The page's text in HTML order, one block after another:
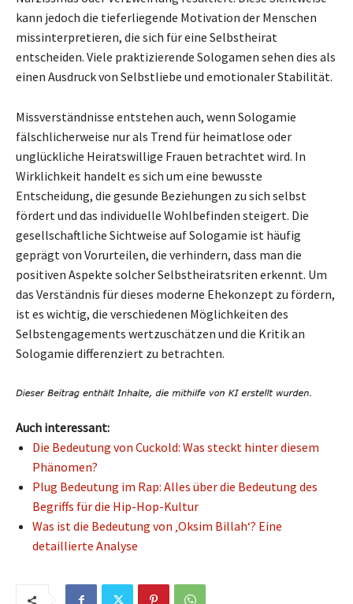
kann jedoch die tieferliegende Motivation der Menschen
missinterpretieren, die sich für eine Selbstheirat
entscheiden. Viele praktizierende Sologamen sehen dies als
einen Ausdruck von Selbstliebe und emotionaler Stabilität.
Missverständnisse entstehen auch, wenn Sologamie
fälschlicherweise nur als Trend für heimatlose oder
unglückliche Heiratswillige Frauen betrachtet wird. In
Wirklichkeit handelt es sich um eine bewusste
Entscheidung, die gesunde Beziehungen zu sich selbst
fördert und das individuelle Wohlbefinden steigert. Die
gesellschaftliche Sichtweise auf Sologamie ist häufig
geprägt von Vorurteilen, die verhindern, dass man die
positiven Aspekte solcher Selbstheiratsriten erkennt. Um
das Verständnis für dieses moderne Ehekonzept zu fördern,
ist es wichtig, die verschiedenen Möglichkeiten des
Selbstengagements wertzuschätzen und die Kritik an
Sologamie differenziert zu betrachten.
Auch interessant:
Die Bedeutung von Cuckold: Was steckt hinter diesem
Phänomen?
Plug Bedeutung im Rap: Alles über die Bedeutung des
Begriffs für die Hip-Hop-Kultur
Was ist die Bedeutung von ‚Oksim Billah‘? Eine
detaillierte Analyse